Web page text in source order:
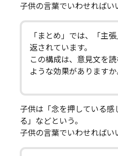
子供の言葉でいわせればい
「まとめ」では、「主
返されています。
この構成は、意見文を
ような効果がありますか
子供は「念を押している感
る」などという。
子供の言葉でいわせればい